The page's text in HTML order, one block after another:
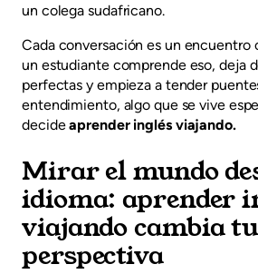
un colega sudafricano.
Cada conversación es un encuentro
un estudiante comprende eso, deja
perfectas y empieza a tender
entendimiento, algo que se vive
decideaprender inglés viajando.
Mirar el mundo
idioma: aprender
viajando cambia tu
perspectiva